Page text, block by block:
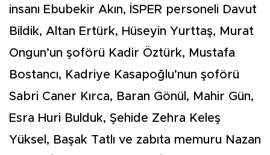
insanı Ebubekir Akın, İSPER personeli Davut
Bildik, Altan Ertürk, Hüseyin Yurttaş, Murat
Ongun’un şoförü Kadir Öztürk, Mustafa
Bostancı, Kadriye Kasapoğlu’nun şoförü
Sabri Caner Kırca, Baran Gönül, Mahir Gün,
Esra Huri Bulduk, Şehide Zehra Keleş
Yüksel, Başak Tatlı ve zabıta memuru Nazan